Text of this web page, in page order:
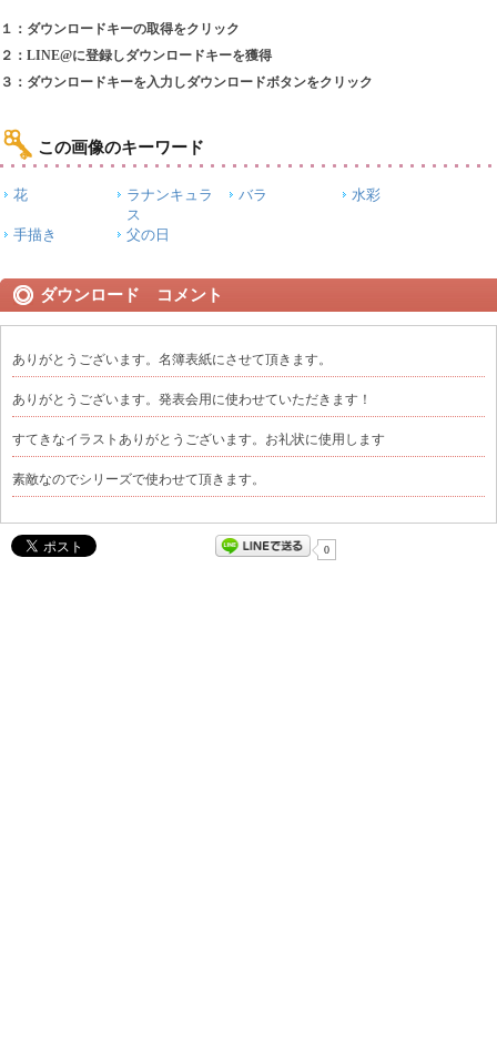
１：ダウンロードキーの取得をクリック
２：LINE@に登録しダウンロードキーを獲得
３：ダウンロードキーを入力しダウンロードボタンをクリック
この画像のキーワード
花
ラナンキュラ
ス
バラ 水彩
手描き 父の日
ダウンロード コメント
ありがとうございます。名簿表紙にさせて頂きます。
ありがとうございます。発表会用に使わせていただきます！
すてきなイラストありがとうございます。お礼状に使用します
素敵なのでシリーズで使わせて頂きます。
0